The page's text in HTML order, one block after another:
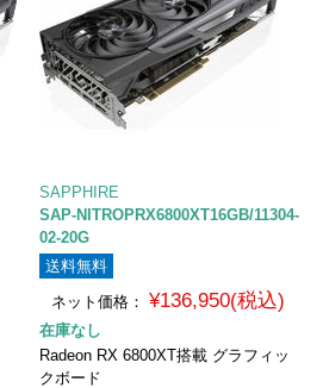
SAPPHIRE
SAP-NITROPRX6800XT16GB/11304-
02-20G
送料無料
ネット価格： ¥136,950(税込)
在庫なし
Radeon RX 6800XT搭載 グラフィッ
クボード